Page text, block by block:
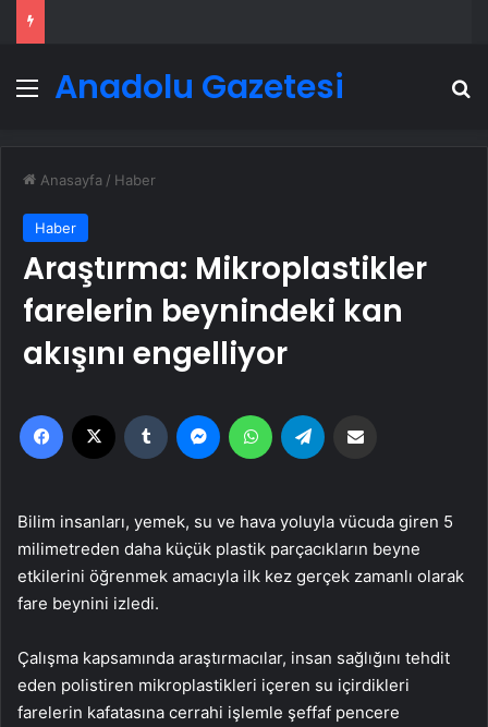
Menü
Anadolu Gazetesi
Anasayfa / Haber
Haber
Araştırma: Mikroplastikler
farelerin beynindeki kan
akışını engelliyor
Facebook Tumblr MessengerWhatsApp
Bilim insanları, yemek, su ve hava yoluyla vücuda giren 5
milimetreden daha küçük plastik parçacıkların beyne
etkilerini öğrenmek amacıyla ilk kez gerçek zamanlı olarak
fare beynini izledi.
Çalışma kapsamında araştırmacılar, insan sağlığını tehdit
eden polistiren mikroplastikleri içeren su içirdikleri
farelerin kafatasına cerrahi işlemle şeffaf pencere